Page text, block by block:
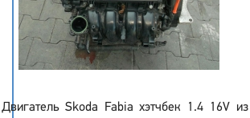
Двигатель Skoda Fabia хэтчбек 1.4 16V